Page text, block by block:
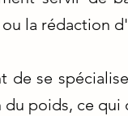
la rédaction
de se
poids, ce